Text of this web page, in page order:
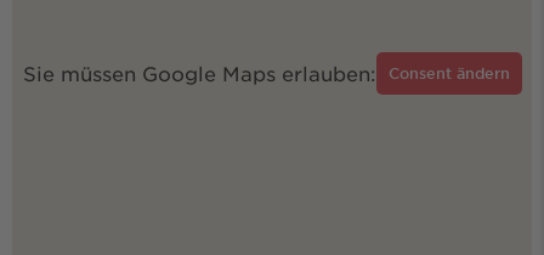
Sie müssen Google Maps erlauben: Consent ändern